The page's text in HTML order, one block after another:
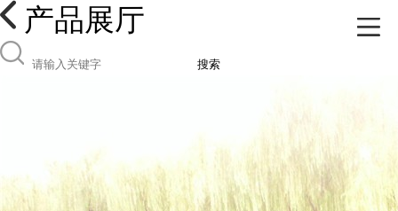
产品展厅
搜索